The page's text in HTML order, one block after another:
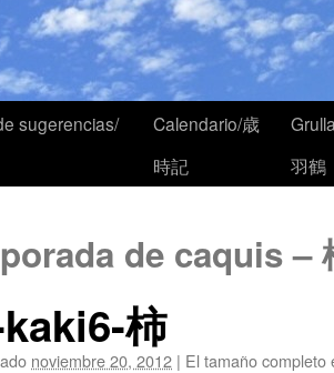
sugerencias/
Calendario/歳
時記
羽鶴
de caquis –
柿
noviembre 20, 2012 | El tamaño